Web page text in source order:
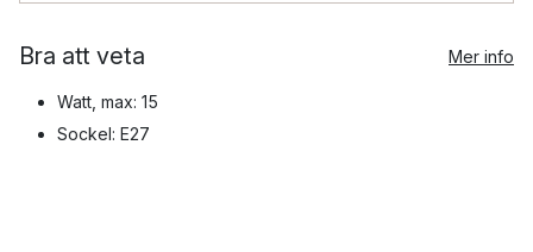
Bra att veta Mer info
Watt, max: 15
Sockel: E27